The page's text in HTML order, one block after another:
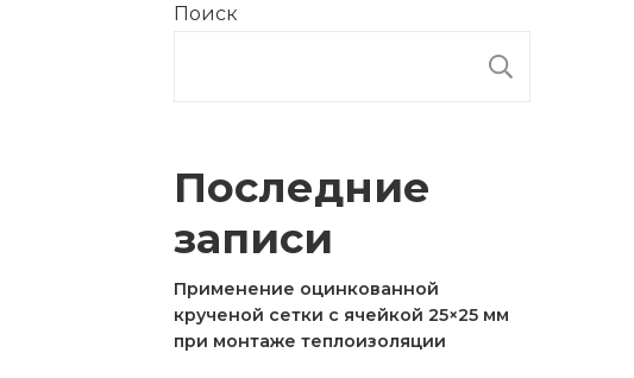
Поиск
Последние
записи
Применение оцинкованной
крученой сетки с ячейкой 25×25 мм
при монтаже теплоизоляции